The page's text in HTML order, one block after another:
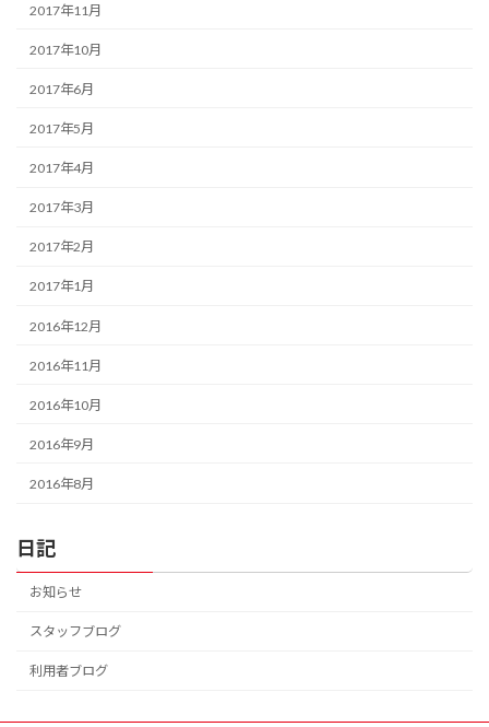
2017年11月
2017年10月
2017年6月
2017年5月
2017年4月
2017年3月
2017年2月
2017年1月
2016年12月
2016年11月
2016年10月
2016年9月
2016年8月
日記
お知らせ
スタッフブログ
利用者ブログ